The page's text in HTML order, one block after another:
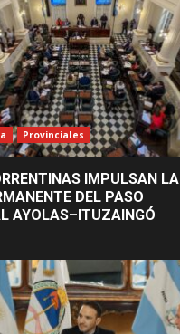
Provinciales
IMPULSAN LA
DEL PASO
AYOLAS–ITUZAINGÓ